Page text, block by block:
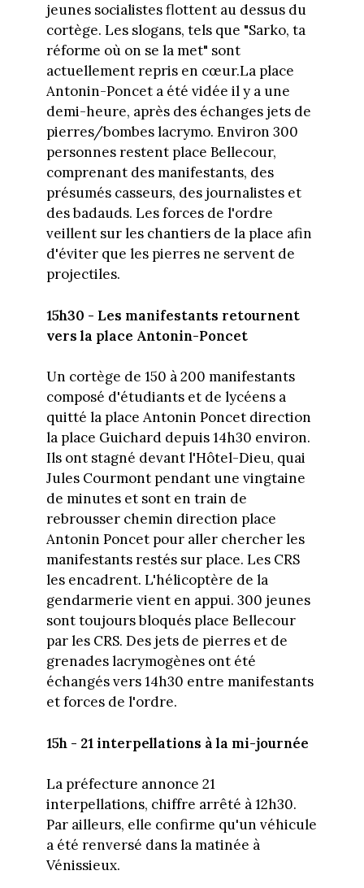
jeunes socialistes flottent au dessus du
cortège. Les slogans, tels que "Sarko, ta
réforme où on se la met" sont
actuellement repris en cœur.La place
Antonin-Poncet a été vidée il y a une
demi-heure, après des échanges jets de
pierres/bombes lacrymo. Environ 300
personnes restent place Bellecour,
comprenant des manifestants, des
présumés casseurs, des journalistes et
des badauds. Les forces de l'ordre
veillent sur les chantiers de la place afin
d'éviter que les pierres ne servent de
projectiles.
15h30 - Les manifestants retournent
vers la place Antonin-Poncet
Un cortège de 150 à 200 manifestants
composé d'étudiants et de lycéens a
quitté la place Antonin Poncet direction
la place Guichard depuis 14h30 environ.
Ils ont stagné devant l'Hôtel-Dieu, quai
Jules Courmont pendant une vingtaine
de minutes et sont en train de
rebrousser chemin direction place
Antonin Poncet pour aller chercher les
manifestants restés sur place. Les CRS
les encadrent. L'hélicoptère de la
gendarmerie vient en appui. 300 jeunes
sont toujours bloqués place Bellecour
par les CRS. Des jets de pierres et de
grenades lacrymogènes ont été
échangés vers 14h30 entre manifestants
et forces de l'ordre.
15h - 21 interpellations à la mi-journée
La préfecture annonce 21
interpellations, chiffre arrêté à 12h30.
Par ailleurs, elle confirme qu'un véhicule
a été renversé dans la matinée à
Vénissieux.